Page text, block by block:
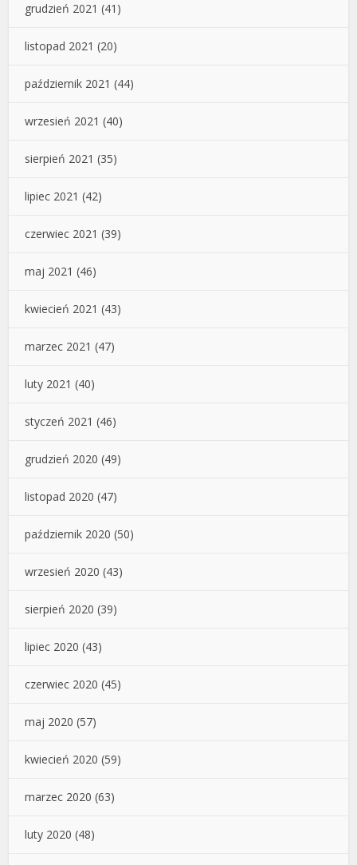
grudzień 2021 (41)
listopad 2021 (20)
październik 2021 (44)
wrzesień 2021 (40)
sierpień 2021 (35)
lipiec 2021 (42)
czerwiec 2021 (39)
maj 2021 (46)
kwiecień 2021 (43)
marzec 2021 (47)
luty 2021 (40)
styczeń 2021 (46)
grudzień 2020 (49)
listopad 2020 (47)
październik 2020 (50)
wrzesień 2020 (43)
sierpień 2020 (39)
lipiec 2020 (43)
czerwiec 2020 (45)
maj 2020 (57)
kwiecień 2020 (59)
marzec 2020 (63)
luty 2020 (48)